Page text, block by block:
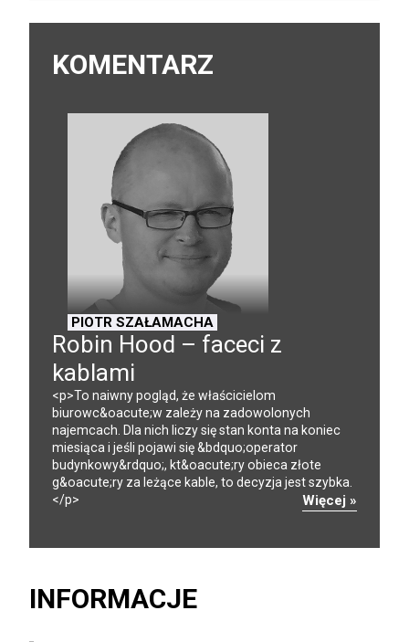
KOMENTARZ
PIOTR SZAŁAMACHA
Robin Hood – faceci z
kablami
<p>To naiwny pogląd, że właścicielom
biurowc&oacute;w zależy na zadowolonych
najemcach. Dla nich liczy się stan konta na koniec
miesiąca i jeśli pojawi się &bdquo;operator
budynkowy&rdquo;, kt&oacute;ry obieca złote
g&oacute;ry za leżące kable, to decyzja jest szybka.
</p>
Więcej »
INFORMACJE